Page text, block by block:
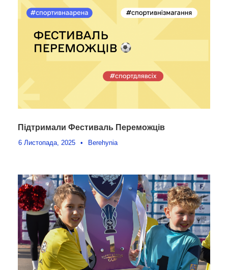
Підтримали Фестиваль Переможців
6 Листопада, 2025 • Berehynia